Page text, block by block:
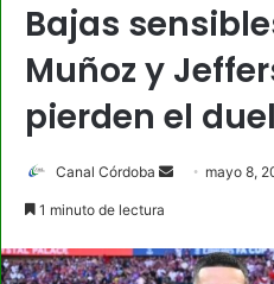
Bajas
Muñoz y
pierden el
Canal Córdoba
Send mayo 8,
1 minuto de lectura